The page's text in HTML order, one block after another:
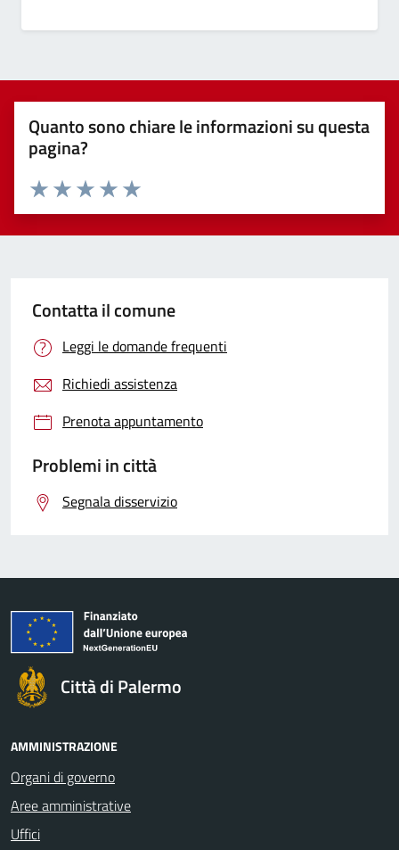
Quanto sono chiare le informazioni su questa
pagina?
Valuta 5 stelle su 5
Valuta 4 stelle su 5
Valuta 3 stelle su 5
Valuta 2 stelle su 5
Valuta 1 stelle su 5
Contatta il comune
Leggi le domande frequenti
Richiedi assistenza
Prenota appuntamento
Problemi in città
Segnala disservizio
Città di Palermo
AMMINISTRAZIONE
Organi di governo
Aree amministrative
Uffici